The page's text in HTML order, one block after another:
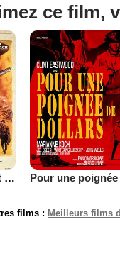
ce film,
Le Bon, la brute et le truand
films : Meilleurs films